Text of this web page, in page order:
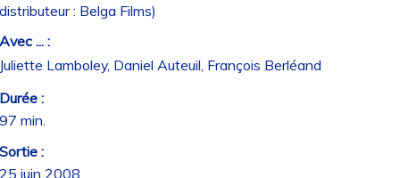
: Belga Films)
... :
Lamboley, Daniel Auteuil, François Berléand
:
min.
:
juin 2008